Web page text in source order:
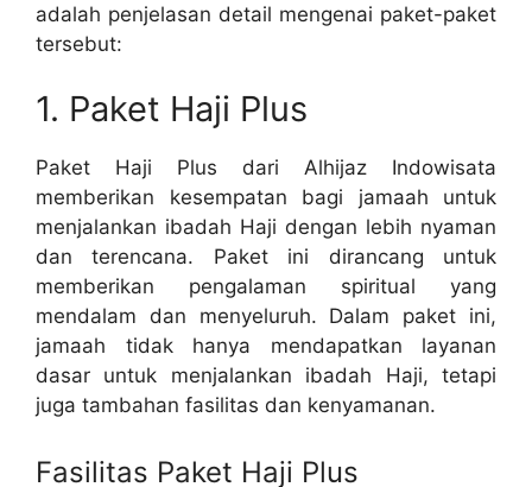
adalah penjelasan detail mengenai paket-paket
tersebut:
1. Paket Haji Plus
Paket Haji Plus dari Alhijaz Indowisata
memberikan kesempatan bagi jamaah untuk
menjalankan ibadah Haji dengan lebih nyaman
dan terencana. Paket ini dirancang untuk
memberikan pengalaman spiritual yang
mendalam dan menyeluruh. Dalam paket ini,
jamaah tidak hanya mendapatkan layanan
dasar untuk menjalankan ibadah Haji, tetapi
juga tambahan fasilitas dan kenyamanan.
Fasilitas Paket Haji Plus